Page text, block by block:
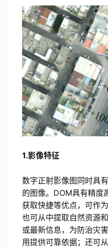
1.影像特征
数字正射影像图同时具
的图像。DOM具有精度
获取快捷等优点，可作
也可从中提取自然资源
或最新信息，为防治灾
用提供可靠依据；还可